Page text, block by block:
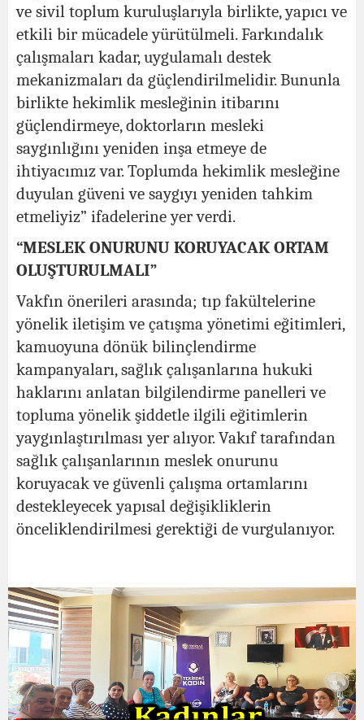
ve sivil toplum kuruluşlarıyla birlikte, yapıcı ve
etkili bir mücadele yürütülmeli. Farkındalık
çalışmaları kadar, uygulamalı destek
mekanizmaları da güçlendirilmelidir. Bununla
birlikte hekimlik mesleğinin itibarını
güçlendirmeye, doktorların mesleki
saygınlığını yeniden inşa etmeye de
ihtiyacımız var. Toplumda hekimlik mesleğine
duyulan güveni ve saygıyı yeniden tahkim
etmeliyiz” ifadelerine yer verdi.
“MESLEK ONURUNU KORUYACAK ORTAM
OLUŞTURULMALI”
Vakfın önerileri arasında; tıp fakültelerine
yönelik iletişim ve çatışma yönetimi eğitimleri,
kamuoyuna dönük bilinçlendirme
kampanyaları, sağlık çalışanlarına hukuki
haklarını anlatan bilgilendirme panelleri ve
topluma yönelik şiddetle ilgili eğitimlerin
yaygınlaştırılması yer alıyor. Vakıf tarafından
sağlık çalışanlarının meslek onurunu
koruyacak ve güvenli çalışma ortamlarını
destekleyecek yapısal değişikliklerin
önceliklendirilmesi gerektiği de vurgulanıyor.